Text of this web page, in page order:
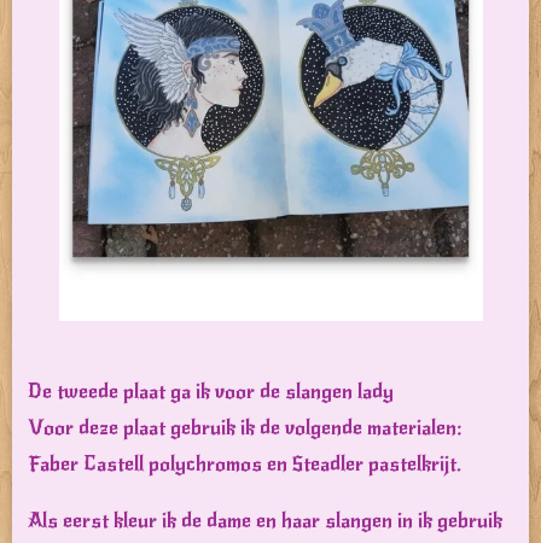
De tweede plaat ga ik voor de slangen lady
Voor deze plaat gebruik ik de volgende materialen:
Faber Castell polychromos en Steadler pastelkrijt.
Als eerst kleur ik de dame en haar slangen in ik gebruik